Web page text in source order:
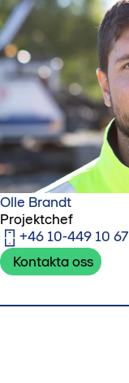
Olle Brandt
Projektchef
+46 10-449 10 67
Kontakta oss